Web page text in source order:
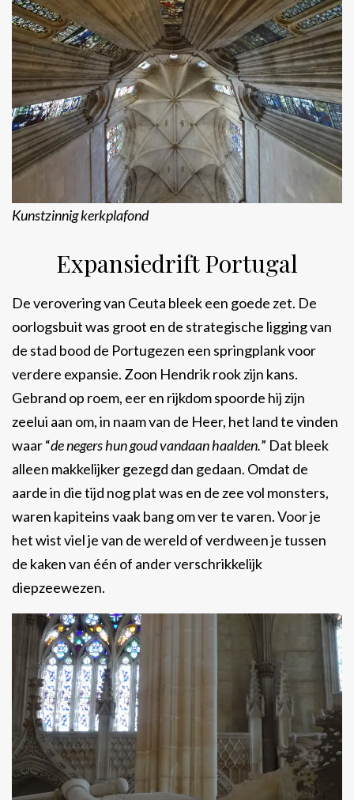
Kunstzinnig kerkplafond
Expansiedrift Portugal
De verovering van Ceuta bleek een goede zet. De
oorlogsbuit was groot en de strategische ligging van
de stad bood de Portugezen een springplank voor
verdere expansie. Zoon Hendrik rook zijn kans.
Gebrand op roem, eer en rijkdom spoorde hij zijn
zeelui aan om, in naam van de Heer, het land te vinden
waar “de negers hun goud vandaan haalden.” Dat bleek
alleen makkelijker gezegd dan gedaan. Omdat de
aarde in die tijd nog plat was en de zee vol monsters,
waren kapiteins vaak bang om ver te varen. Voor je
het wist viel je van de wereld of verdween je tussen
de kaken van één of ander verschrikkelijk
diepzeewezen.